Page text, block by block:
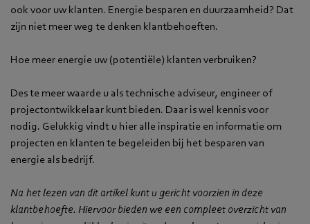
ook voor uw klanten. Energie besparen en duurzaamheid? Dat
zijn niet meer weg te denken klantbehoeften.
Hoe meer energie uw (potentiële) klanten verbruiken?
Des te meer waarde u als technische adviseur, engineer of
projectontwikkelaar kunt bieden. Daar is wel kennis voor
nodig. Gelukkig vindt u hier alle inspiratie en informatie om
projecten en klanten te begeleiden bij het besparen van
energie als bedrijf.
Na het lezen van dit artikel kunt u gericht voorzien in deze
klantbehoefte. Hiervoor bieden we een compleet overzicht van